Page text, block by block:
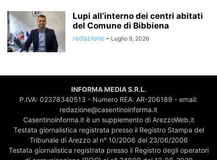
Lupi all’interno dei centri abitati
del Comune di Bibbiena
redazione - Luglio 9, 2026
INFORMA MEDIA S.R.L.
P.IVA: 02378340513 - Numero REA: AR-206189 - email:
redazione@casentinoinforma.it
Casentinoinforma.it è un supplemento di ArezzoWeb.it
Testata giornalistica registrata presso il Registro Stampa del
Tribunale di Arezzo al n° 10/2006 del 23/06/2006
Testata giornalistica registrata presso il Registro degli operatori